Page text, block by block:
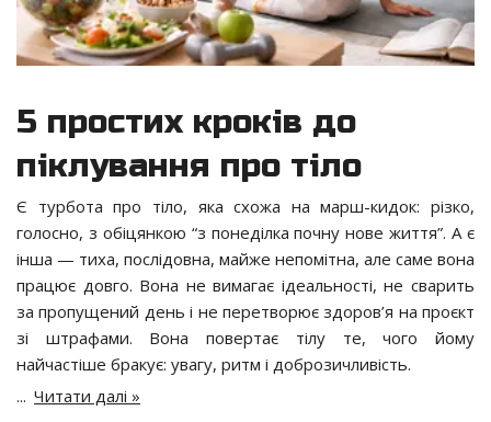
5 простих кроків до
піклування про тіло
Є турбота про тіло, яка схожа на марш-кидок: різко,
голосно, з обіцянкою “з понеділка почну нове життя”. А є
інша — тиха, послідовна, майже непомітна, але саме вона
працює довго. Вона не вимагає ідеальності, не сварить
за пропущений день і не перетворює здоров’я на проєкт
зі штрафами. Вона повертає тілу те, чого йому
найчастіше бракує: увагу, ритм і доброзичливість.
... Читати далі »